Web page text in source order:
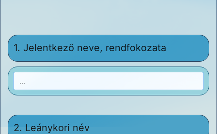
1. Jelentkező neve, rendfokozata
2. Leánykori név